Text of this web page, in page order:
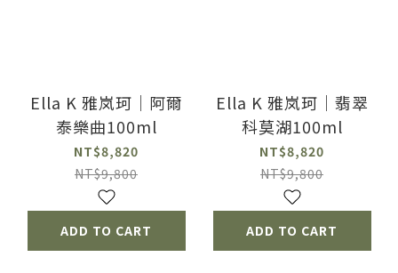
Ella K 雅岚珂｜阿爾
泰樂曲100ml
NT$8,820
NT$9,800
ADD TO CART
Ella K 雅岚珂｜翡翠
科莫湖100ml
NT$8,820
NT$9,800
ADD TO CART